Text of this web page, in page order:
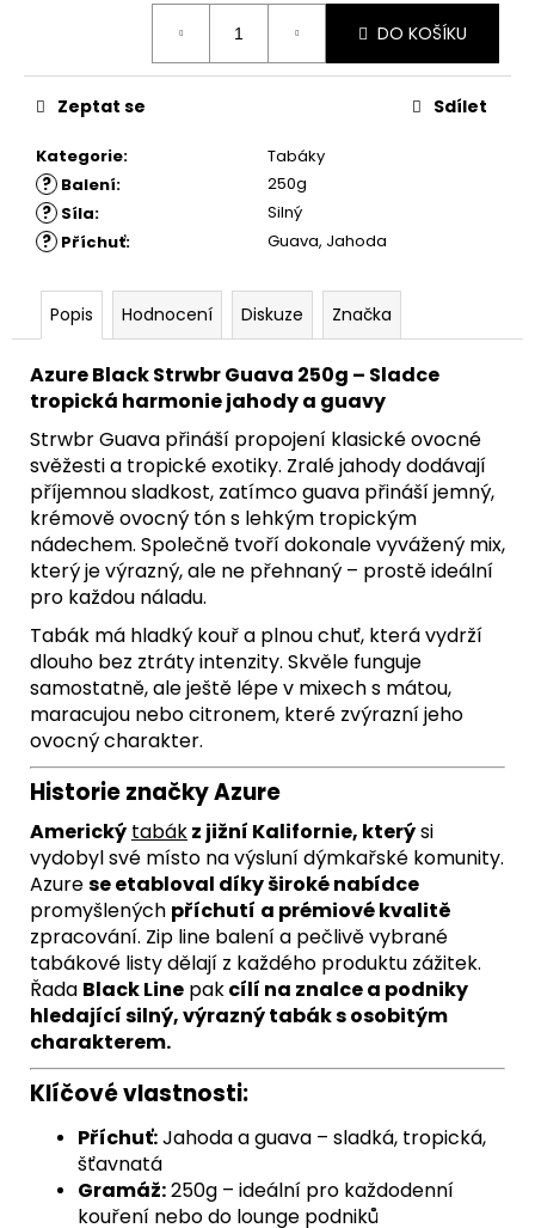
DO KOŠÍKU
Kategorie: Tabáky
? Balení: 250g
? Síla: Silný
? Příchuť: Guava, Jahoda
Zeptat se Sdílet
Popis Hodnocení Diskuze Značka
Azure Black Strwbr Guava 250g – Sladce
tropická harmonie jahody a guavy
Strwbr Guava přináší propojení klasické ovocné
svěžesti a tropické exotiky. Zralé jahody dodávají
příjemnou sladkost, zatímco guava přináší jemný,
krémově ovocný tón s lehkým tropickým
nádechem. Společně tvoří dokonale vyvážený mix,
který je výrazný, ale ne přehnaný – prostě ideální
pro každou náladu.
Tabák má hladký kouř a plnou chuť, která vydrží
dlouho bez ztráty intenzity. Skvěle funguje
samostatně, ale ještě lépe v mixech s mátou,
maracujou nebo citronem, které zvýrazní jeho
ovocný charakter.
Historie značky Azure
Americký tabákz jižní Kalifornie, kterýsi
vydobyl své místo na výsluní dýmkařské komunity.
Azurese etabloval díky široké nabídce
promyšlených příchutí a prémiové kvalitě
zpracování. Zip line balení a pečlivě vybrané
tabákové listy dělají z každého produktu zážitek.
Řada Black Line pakcílí na znalce a podniky
hledající silný, výrazný tabák s osobitým
charakterem.
Klíčové vlastnosti:
Příchuť:Jahoda a guava – sladká, tropická,
šťavnatá
Gramáž:250g – ideální pro každodenní
kouření nebo do lounge podniků